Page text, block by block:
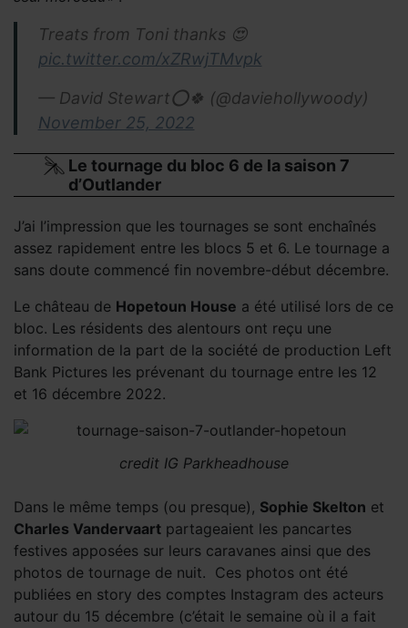
Treats from Toni thanks 😍
pic.twitter.com/xZRwjTMvpk
— David Stewart⭕️🍀 (@daviehollywoody)
November 25, 2022
Le tournage du bloc 6 de la saison 7
d’Outlander
J’ai l’impression que les tournages se sont enchaînés
assez rapidement entre les blocs 5 et 6. Le tournage a
sans doute commencé fin novembre-début décembre.
Le château de Hopetoun House a été utilisé lors de ce
bloc. Les résidents des alentours ont reçu une
information de la part de la société de production Left
Bank Pictures les prévenant du tournage entre les 12
et 16 décembre 2022.
credit IG Parkheadhouse
Dans le même temps (ou presque), Sophie Skelton et
Charles Vandervaart partageaient les pancartes
festives apposées sur leurs caravanes ainsi que des
photos de tournage de nuit. Ces photos ont été
publiées en story des comptes Instagram des acteurs
autour du 15 décembre (c’était le semaine où il a fait